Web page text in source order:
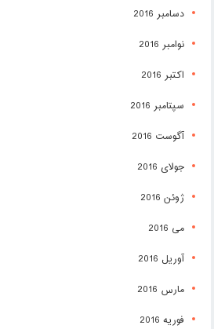
دسامبر 2016
نوامبر 2016
اکتبر 2016
سپتامبر 2016
آگوست 2016
جولای 2016
ژوئن 2016
می 2016
آوریل 2016
مارس 2016
فوریه 2016